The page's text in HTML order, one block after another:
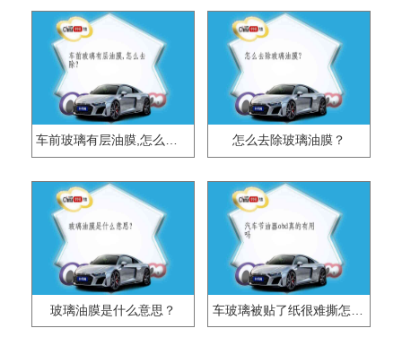
怎么去除玻璃油膜？
玻璃油膜是什么意思？